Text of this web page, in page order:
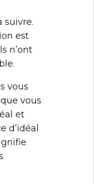
suivre.
est
n’ont
vous
vous
et
d’idéal